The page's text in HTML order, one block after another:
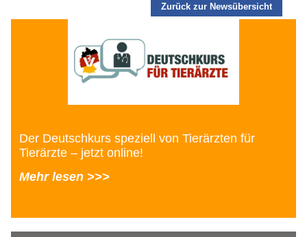
Zurück zur Newsübersicht
Der Deutschkurs speziell von Tierärzten für
Tierärzte – jetzt online!
Mehr lesen >>>